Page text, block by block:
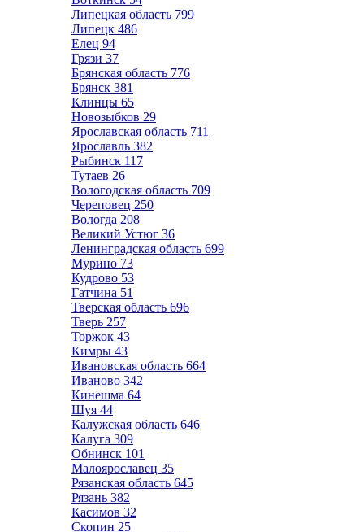
Липецкая область 799
Липецк 486
Елец 94
Грязи 37
Брянская область 776
Брянск 381
Клинцы 65
Новозыбков 29
Ярославская область 711
Ярославль 382
Рыбинск 117
Тутаев 26
Вологодская область 709
Череповец 250
Вологда 208
Великий Устюг 36
Ленинградская область 699
Мурино 73
Кудрово 53
Гатчина 51
Тверская область 696
Тверь 257
Торжок 43
Кимры 43
Ивановская область 664
Иваново 342
Кинешма 64
Шуя 44
Калужская область 646
Калуга 309
Обнинск 101
Малоярославец 35
Рязанская область 645
Рязань 382
Касимов 32
Скопин 25